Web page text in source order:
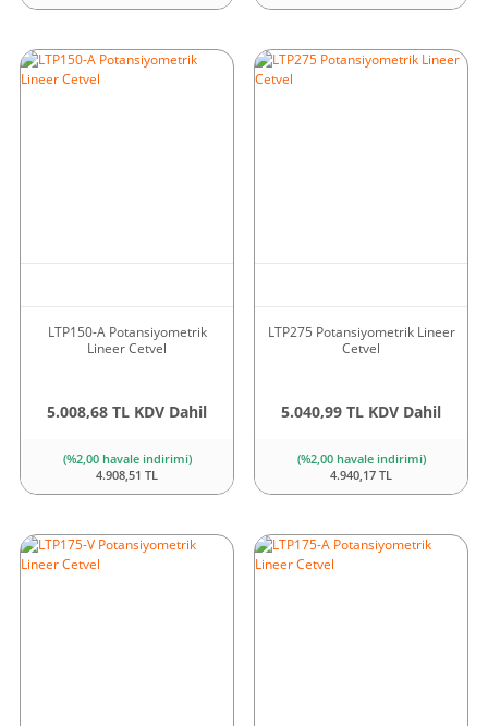
LTP150-A Potansiyometrik
Lineer Cetvel
5.008,68 TL KDV Dahil
(%2,00 havale indirimi)
4.908,51 TL
LTP275 Potansiyometrik Lineer
Cetvel
5.040,99 TL KDV Dahil
(%2,00 havale indirimi)
4.940,17 TL